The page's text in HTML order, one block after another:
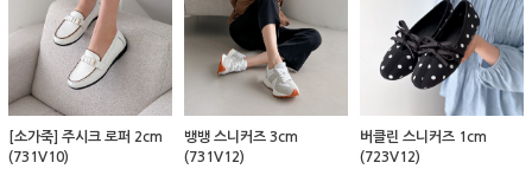
[소가죽] 주시크 로퍼 2cm
(731V10)
뱅뱅 스니커즈 3cm
(731V12)
버클린 스니커즈 1cm
(723V12)